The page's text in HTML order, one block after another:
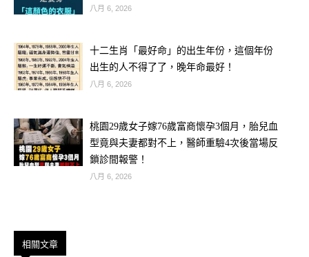
繩子，打結方式有點專業；爸爸手臂上
八月 6, 2026
十二生肖「最好命」的出生年份，這個年份
出生的人不得了了，晚年命最好！
八月 6, 2026
桃園29歲女子嫁76歲富商懷孕3個月，胎兒血
型竟與夫妻都對不上，醫師重驗4次後當場反
鎖診間報警！
八月 6, 2026
相關文章